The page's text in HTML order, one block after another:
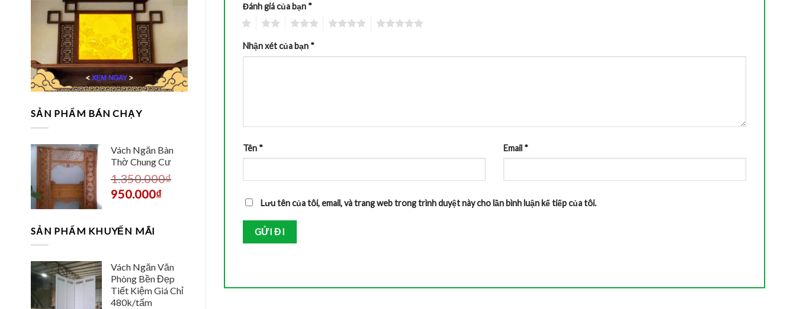
SẢN PHẨM BÁN CHẠY
Vách Ngăn Bàn
Thờ Chung Cư
1.350.000₫
950.000₫
SẢN PHẨM KHUYẾN MÃI
Vách Ngăn Văn
Phòng Bền Đẹp
Tiết Kiệm Giá Chỉ
480k/tấm
Đánh giá của bạn *
Nhận xét của bạn *
Tên * Email *
Lưu tên của tôi, email, và trang web trong trình duyệt này cho lần bình luận kế tiếp của tôi.